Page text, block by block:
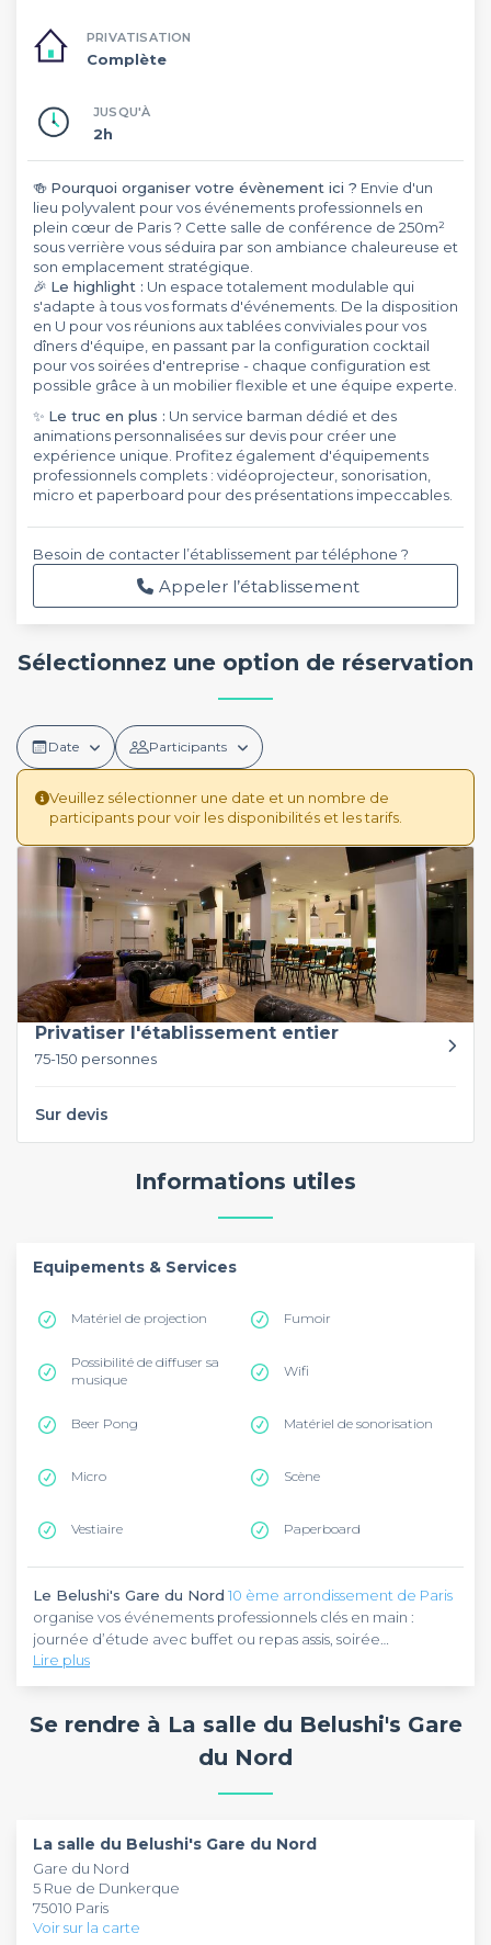
PRIVATISATION
Complète
JUSQU'À
2h
🍻 Pourquoi organiser votre évènement ici ? Envie d'un
lieu polyvalent pour vos événements professionnels en
plein cœur de Paris ? Cette salle de conférence de 250m²
sous verrière vous séduira par son ambiance chaleureuse et
son emplacement stratégique.
🎉 Le highlight : Un espace totalement modulable qui
s'adapte à tous vos formats d'événements. De la disposition
en U pour vos réunions aux tablées conviviales pour vos
dîners d'équipe, en passant par la configuration cocktail
pour vos soirées d'entreprise - chaque configuration est
possible grâce à un mobilier flexible et une équipe experte.
✨ Le truc en plus : Un service barman dédié et des
animations personnalisées sur devis pour créer une
expérience unique. Profitez également d'équipements
professionnels complets : vidéoprojecteur, sonorisation,
micro et paperboard pour des présentations impeccables.
Besoin de contacter l’établissement par téléphone ?
Appeler l’établissement
Sélectionnez une option de réservation
Date Participants
Veuillez sélectionner une date et un nombre de
participants pour voir les disponibilités et les tarifs.
Privatiser l'établissement entier
75-150 personnes
Sur devis
Informations utiles
Equipements & Services
Matériel de projection Fumoir
Possibilité de diffuser sa
musique
Wifi
Beer Pong Matériel de sonorisation
Micro Scène
Vestiaire Paperboard
Le Belushi's Gare du Nord 10 ème arrondissement de Paris
organise vos événements professionnels clés en main :
journée d’étude avec buffet ou repas assis, soirée
d’entreprise festive ou conférence. Sa salle de 250 m2 et
son bar événementiel à Paris sous verrière offrent un cadre
Fort de 50 ans d’expérience,Le Belushi's Gare du Nord
conférence, bar sous verrière, restauration sur place. Idéal
pour séminaire, team building ou soirée d’entreprise, dans
un lieu vivant, atypique et entièrement modulable selon vos
Entre Gare du Nord et Gare de l’Est, à proximité de
Le Belushi's Gare du Nord
emplacement central en fait un lieu idéal pour événements
Lire plus
Se rendre à La salle du Belushi's Gare
du Nord
La salle du Belushi's Gare du Nord
Gare du Nord
5 Rue de Dunkerque
75010 Paris
Voir sur la carte